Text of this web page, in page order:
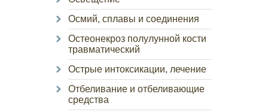
Осмий, сплавы и соединения
Остеонекроз полулунной кости
травматический
Острые интоксикации, лечение
Отбеливание и отбеливающие
средства